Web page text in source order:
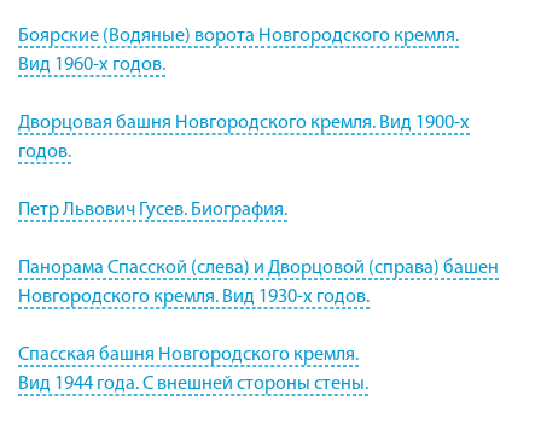
Боярские (Водяные) ворота Новгородского кремля.
Вид 1960-х годов.
Дворцовая башня Новгородского кремля. Вид 1900-х
годов.
Петр Львович Гусев. Биография.
Панорама Спасской (слева) и Дворцовой (справа) башен
Новгородского кремля. Вид 1930-х годов.
Спасская башня Новгородского кремля.
Вид 1944 года. С внешней стороны стены.